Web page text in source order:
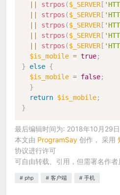
strpos ($_SERVER[
strpos ($_SERVER[
strpos ($_SERVER[
strpos ($_SERVER[
strpos ($_SERVER[
$is_mobile = true;
}
else {
$is_mobile = false;
}
return $is_mobile;
}
最后编辑时间为: 2018年10月29
本文由 ProgramSay 创作， 采用
协议进行许可
可自由转载、引用，但需署名作
php 客户端 手机